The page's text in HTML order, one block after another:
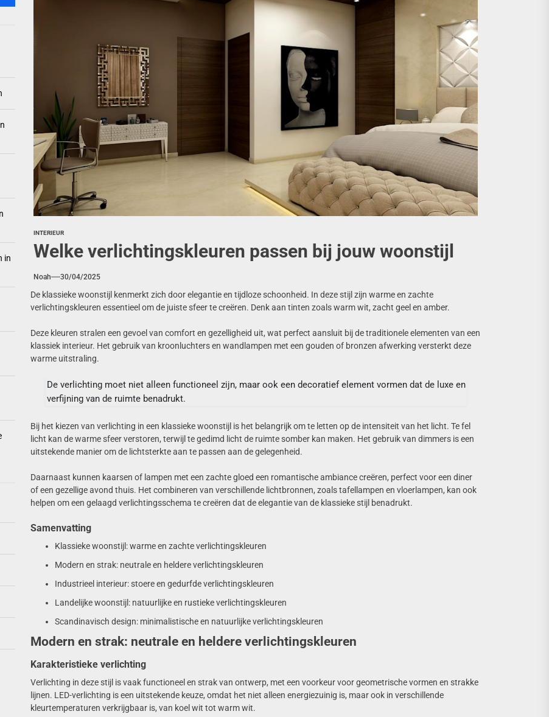
de charme van lazuli en maisgeel
kunt simuleren voor onmiddellijke ontspanning
hoe raamdecoratie energiekosten kan verlagen
INTERIEUR
Welke verlichtingskleuren passen bij jouw woonstijl
Noah 30/04/2025
De klassieke woonstijl kenmerkt zich door elegantie en tijdloze schoonheid. In deze stijl zijn warme en zachte
verlichtingskleuren essentieel om de juiste sfeer te creëren. Denk aan tinten zoals warm wit, zacht geel en amber.
Deze kleuren stralen een gevoel van comfort en gezelligheid uit, wat perfect aansluit bij de traditionele elementen van een
klassiek interieur. Het gebruik van kroonluchters en wandlampen met een gouden of bronzen afwerking versterkt deze
warme uitstraling.
De verlichting moet niet alleen functioneel zijn, maar ook een decoratief element vormen dat de luxe en
verfijning van de ruimte benadrukt.
Bij het kiezen van verlichting in een klassieke woonstijl is het belangrijk om te letten op de intensiteit van het licht. Te fel
licht kan de warme sfeer verstoren, terwijl te gedimd licht de ruimte somber kan maken. Het gebruik van dimmers is een
uitstekende manier om de lichtsterkte aan te passen aan de gelegenheid.
Daarnaast kunnen kaarsen of lampen met een zachte gloed een romantische ambiance creëren, perfect voor een diner
of een gezellige avond thuis. Het combineren van verschillende lichtbronnen, zoals tafellampen en vloerlampen, kan ook
helpen om een gelaagd verlichtingsschema te creëren dat de elegantie van de klassieke stijl benadrukt.
Samenvatting
Klassieke woonstijl: warme en zachte verlichtingskleuren
Modern en strak: neutrale en heldere verlichtingskleuren
Industrieel interieur: stoere en gedurfde verlichtingskleuren
Landelijke woonstijl: natuurlijke en rustieke verlichtingskleuren
Scandinavisch design: minimalistische en natuurlijke verlichtingskleuren
Modern en strak: neutrale en heldere verlichtingskleuren
Karakteristieke verlichting
Verlichting in deze stijl is vaak functioneel en strak van ontwerp, met een voorkeur voor geometrische vormen en strakke
lijnen. LED-verlichting is een uitstekende keuze, omdat het niet alleen energiezuinig is, maar ook in verschillende
kleurtemperaturen verkrijgbaar is, van koel wit tot warm wit.
in